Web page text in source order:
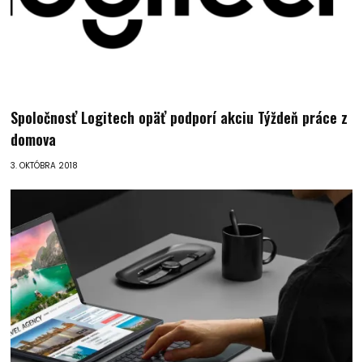
Spoločnosť Logitech opäť podporí akciu Týždeň práce z
domova
3. OKTÓBRA 2018